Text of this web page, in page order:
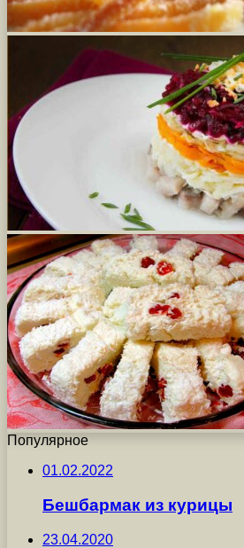
Популярное
01.02.2022
Бешбармак из курицы
23.04.2020